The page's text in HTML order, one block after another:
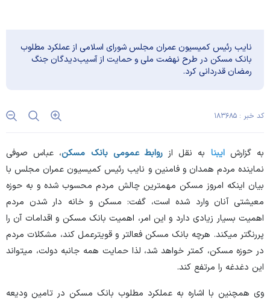
نایب رئیس کمیسیون عمران مجلس شورای اسلامی از عملکرد مطلوب
بانک مسکن در طرح نهضت ملی و حمایت از آسیب‌‏دیدگان جنگ
رمضان قدردانی کرد.
کد خبر : ۱۸۳۶۸۵
به گزارشایبنا به نقل ازروابط عمومی بانک مسکن، عباس صوفی
نماینده مردم همدان و فامنین و نایب رئیس کمیسیون عمران مجلس با
بیان اینکه امروز مسکن مهم‏ترین چالش مردم محسوب شده و به حوزه
معیشتی آنان وارد شده است، گفت: مسکن و خانه‏ دار شدن مردم
اهمیت بسیار زیادی دارد و این امر، اهمیت بانک مسکن و اقدامات آن را
پررنگ‏تر می‏کند. هرچه بانک مسکن فعال‏تر و قوی‏ترعمل کند، مشکلات مردم
در حوزه مسکن، کمتر خواهد شد، لذا حمایت همه جانبه دولت، می‏تواند
این دغدغه را مرتفع کند.
وی همچنین با اشاره به عملکرد مطلوب بانک مسکن در تامین ودیعه